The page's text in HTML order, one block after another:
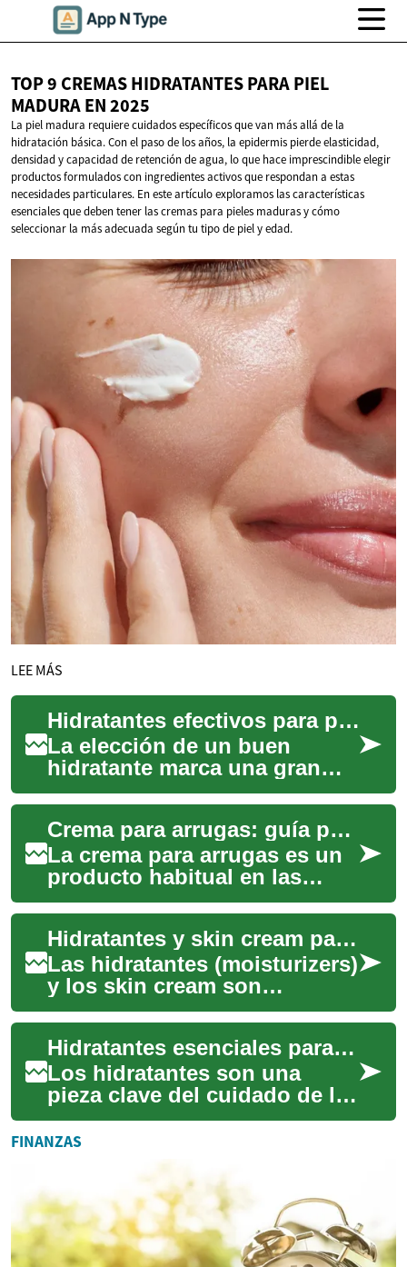
TOP 9 CREMAS HIDRATANTES PARA PIEL
MADURAEN 2025
La piel madura requiere cuidados específicos que van más allá de la
hidratación básica. Con el paso de los años, la epidermis pierde elasticidad,
densidad y capacidad de retención de agua, lo que hace imprescindible elegir
productos formulados con ingredientes activos que respondan a estas
necesidades particulares. En este artículo exploramos las características
esenciales que deben tener las cremas para pieles maduras y cómo
seleccionar la más adecuada según tu tipo de piel y edad.
LEE MÁS
Hidratantes efectivos para piel madura: guía antienvejecimiento
La elección de un buen
hidratante marca una gran
diferencia en la salud y
apariencia de la piel. Para piel
madura, lo...
Crema para arrugas: guía para piel madura y cuidado facial
La crema para arrugas es un
producto habitual en las
rutinas de skin care dirigido a
reducir la apariencia de líneas
...
Hidratantes y skin cream para piel madura: guía anti-aging
Las hidratantes (moisturizers)
y los skin cream son
esenciales para mantener la
barrera cutánea y minimizar la
aparie...
Hidratantes esenciales para piel madura y cuidado antienvejecimiento
Los hidratantes son una
pieza clave del cuidado de la
piel: ayudan a mantener la
barrera cutánea, reducen la
FINANZAS